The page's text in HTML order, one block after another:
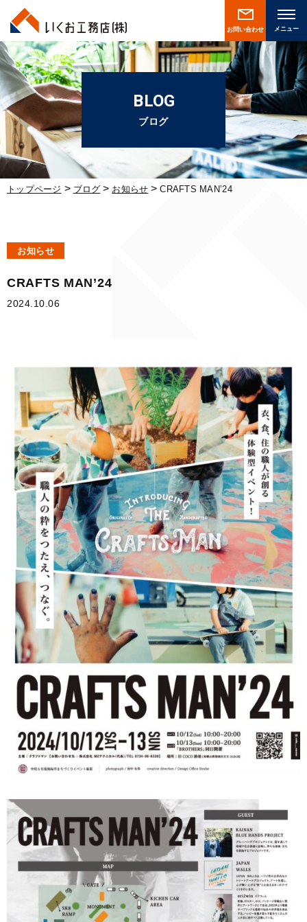
お問い合わせ
BLOG
ブログ
トップページ > ブログ > お知らせ >CRAFTS MAN’24
お知らせ
CRAFTS MAN’24
2024.10.06